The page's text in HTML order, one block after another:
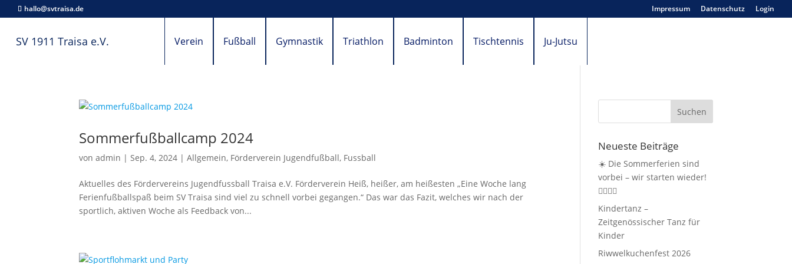
SV 1911 Traisa e.V. Verein Fußball Gymnastik Triathlon Badminton Tischtennis Ju-Jutsu
hallo@svtraisa.de Impressum Datenschutz Login
Sommerfußballcamp 2024
vonadmin |Sep. 4, 2024 |Allgemein, Förderverein Jugendfußball, Fussball
Aktuelles des Fördervereins Jugendfussball Traisa e.V. Förderverein Heiß, heißer, am heißesten „Eine Woche lang
Ferienfußballspaß beim SV Traisa sind viel zu schnell vorbei gegangen.“ Das war das Fazit, welches wir nach der
sportlich, aktiven Woche als Feedback von...
Neueste Beiträge
☀️ Die Sommerferien sind
vorbei – wir starten wieder!
🤸‍♀️🏃‍♂️
Kindertanz –
Zeitgenössischer Tanz für
Kinder
Riwwelkuchenfest 2026